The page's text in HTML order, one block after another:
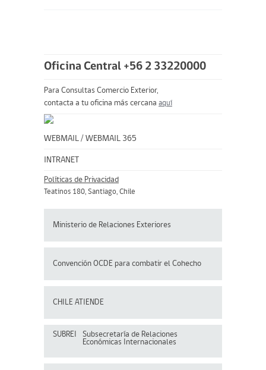
Oficina Central +56 2 33220000
Para Consultas Comercio Exterior,
contacta a tu oficina más cercana aquí
WEBMAIL / WEBMAIL 365
INTRANET
Políticas de Privacidad
Teatinos 180, Santiago, Chile
Ministerio de Relaciones Exteriores
Convención OCDE para combatir el Cohecho
CHILE ATIENDE
SUBREI
Subsecretaría de Relaciones
Económicas Internacionales